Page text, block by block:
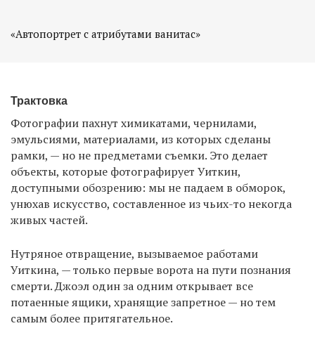
«Автопортрет с атрибутами ванитас»
Трактовка
Фотографии пахнут химикатами, чернилами,
эмульсиями, материалами, из которых сделаны
рамки, — но не предметами съемки. Это делает
объекты, которые фотографирует Уиткин,
доступными обозрению: мы не падаем в обморок,
унюхав искусство, составленное из чьих-то некогда
живых частей.
Нутряное отвращение, вызываемое работами
Уиткина, — только первые ворота на пути познания
смерти. Джоэл один за одним открывает все
потаенные ящики, хранящие запретное — но тем
самым более притягательное.